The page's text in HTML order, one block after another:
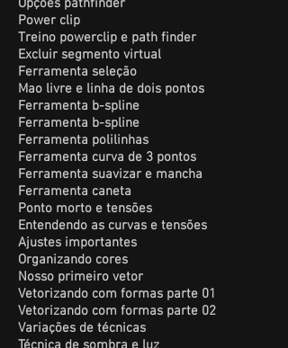
Opções pathfinder
Power clip
Treino powerclip e path finder
Excluir segmento virtual
Ferramenta seleção
Mao livre e linha de dois pontos
Ferramenta b-spline
Ferramenta b-spline
Ferramenta polilinhas
Ferramenta curva de 3 pontos
Ferramenta suavizar e mancha
Ferramenta caneta
Ponto morto e tensões
Entendendo as curvas e tensões
Ajustes importantes
Organizando cores
Nosso primeiro vetor
Vetorizando com formas parte 01
Vetorizando com formas parte 02
Variações de técnicas